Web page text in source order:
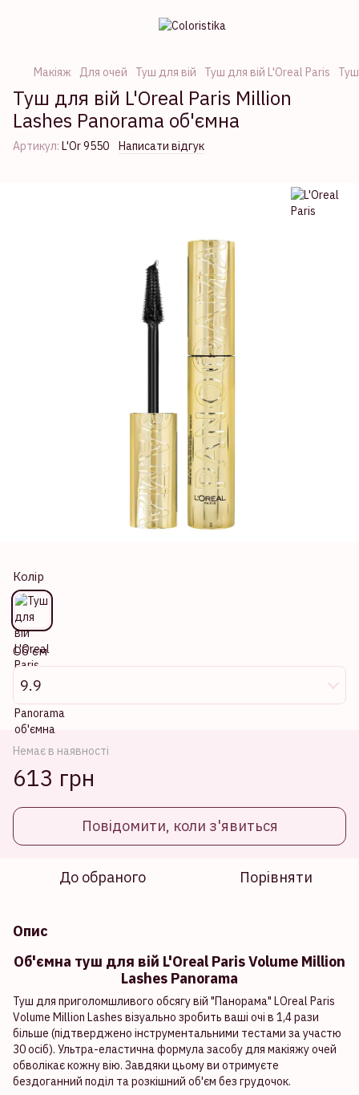
Макіяж Для очей Туш для вій Туш для вій L'Oreal Paris
Туш для вій L'Oreal Paris Million
Lashes Panorama об'ємна
Артикул: L'Or 9550 Написати відгук
Колір
Об'єм
9.9
Немає в наявності
613 грн
Повідомити, коли з'явиться
До обраного Порівняти
Опис
Об'ємна туш для вій L'Oreal Paris Volume Million
Lashes Panorama
Туш для приголомшливого обсягу вій "Панорама" LOreal Paris
Volume Million Lashes візуально зробить ваші очі в 1,4 рази
більше (підтверджено інструментальними тестами за участю
30 осіб). Ультра-еластична формула засобу для макіяжу очей
обволікає кожну вію. Завдяки цьому ви отримуєте
бездоганний поділ та розкішний об'єм без грудочок.